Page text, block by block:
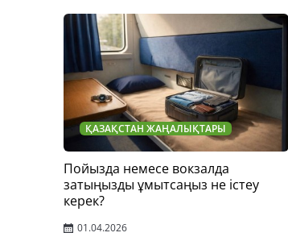
ҚАЗАҚСТАН ЖАҢАЛЫҚТАРЫ
Пойызда немесе вокзалда
затыңызды ұмытсаңыз не істеу
керек?
01.04.2026